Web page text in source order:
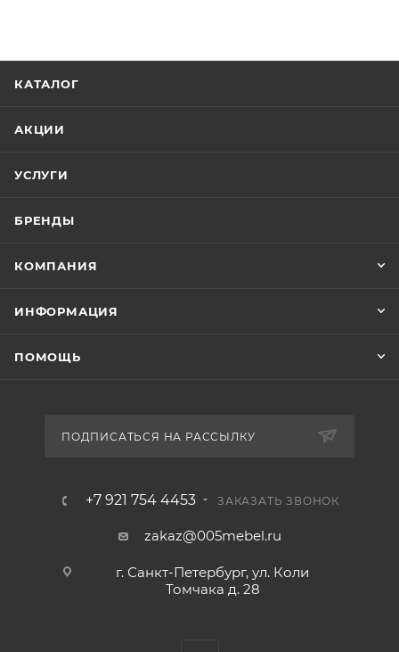
КАТАЛОГ
АКЦИИ
УСЛУГИ
БРЕНДЫ
КОМПАНИЯ
ИНФОРМАЦИЯ
ПОМОЩЬ
ПОДПИСАТЬСЯ НА РАССЫЛКУ
+7 921 754 4453 ЗАКАЗАТЬ ЗВОНОК
zakaz@005mebel.ru
г. Санкт-Петербург, ул. Коли
Томчака д. 28